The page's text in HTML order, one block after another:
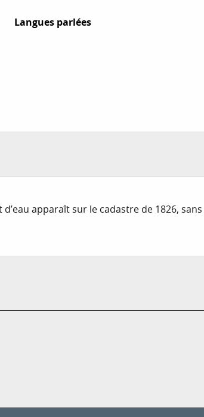
Langues parlées
Langues parlées
apparaît sur le cadastre de 1826,